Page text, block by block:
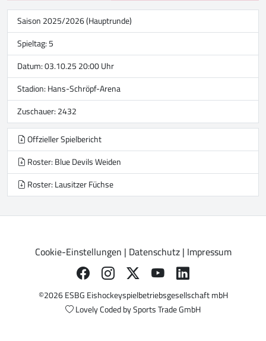
Saison 2025/2026 (Hauptrunde)
Spieltag: 5
Datum: 03.10.25 20:00 Uhr
Stadion:Hans-Schröpf-Arena
Zuschauer: 2432
Offzieller Spielbericht
Roster: Blue Devils Weiden
Roster: Lausitzer Füchse
Cookie-Einstellungen | Datenschutz| Impressum
©2026 ESBG Eishockeyspielbetriebsgesellschaft mbH
Lovely Coded bySports Trade GmbH